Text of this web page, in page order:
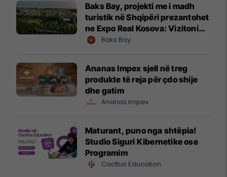
Baks Bay, projekti me i madh
turistik në Shqipëri prezantohet
ne Expo Real Kosova: Vizitoni
shtandin dhe zbuloni
Baks Bay
Ananas Impex sjell në treg
produkte të reja për çdo shije
dhe gatim
Ananas Impex
Maturant, puno nga shtëpia!
Studio Siguri Kibernetike ose
Programim
Cacttus Education